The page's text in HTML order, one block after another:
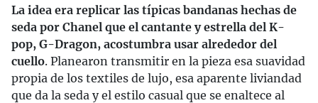
La idea era replicar las típicas bandanas hechas de
seda por Chanel que el cantante y estrella del K-
pop, G-Dragon, acostumbra usar alrededor del
cuello. Planearon transmitir en la pieza esa suavidad
propia de los textiles de lujo, esa aparente liviandad
que da la seda y el estilo casual que se enaltece al